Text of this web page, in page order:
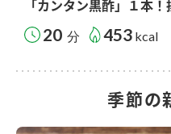
「カンタン黒酢」１本
20 分 453 kcal
季節の